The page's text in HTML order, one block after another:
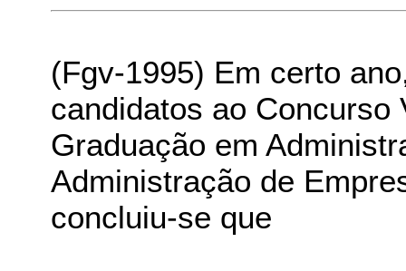
(Fgv-1995) Em certo
candidatos ao Concurso
Graduação em
Administração de
concluiu-se que